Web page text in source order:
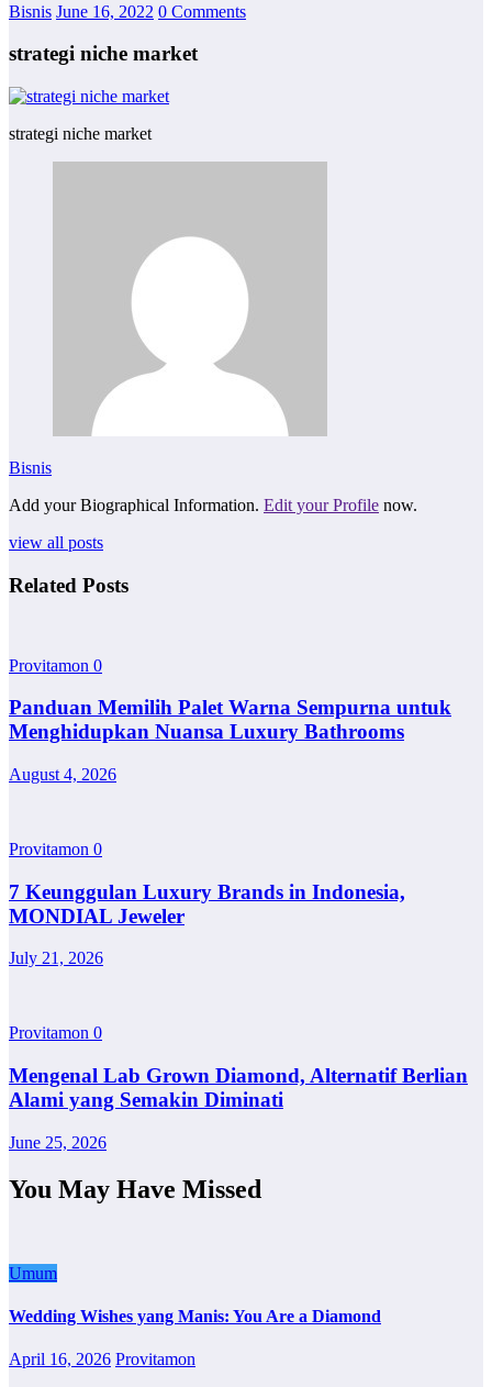
Bisnis June 16, 2022 0 Comments
strategi niche market
strategi niche market
Bisnis
Add your Biographical Information. Edit your Profile now.
view all posts
Related Posts
Provitamon 0
Panduan Memilih Palet Warna Sempurna untuk
Menghidupkan Nuansa Luxury Bathrooms
August 4, 2026
Provitamon 0
7 Keunggulan Luxury Brands in Indonesia,
MONDIAL Jeweler
July 21, 2026
Provitamon 0
Mengenal Lab Grown Diamond, Alternatif Berlian
Alami yang Semakin Diminati
June 25, 2026
You May Have Missed
Umum
Wedding Wishes yang Manis: You Are a Diamond
April 16, 2026 Provitamon